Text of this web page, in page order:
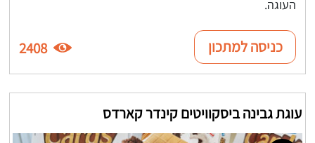
העוגה.
כניסה למתכון 2408
עוגת גבינה ביסקוויטים קינדר קארדס